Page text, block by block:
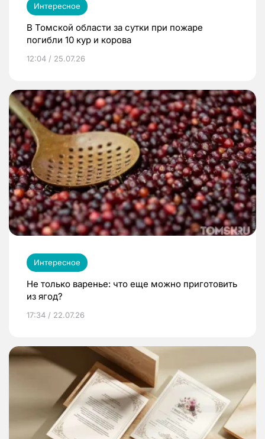
Интересное
В Томской области за сутки при пожаре
погибли 10 кур и корова
12:04 / 25.07.26
Интересное
Не только варенье: что еще можно приготовить
из ягод?
17:34 / 22.07.26